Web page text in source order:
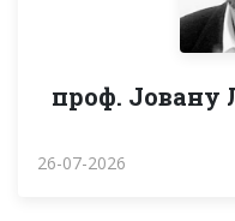
проф. Јовану
26-07-2026